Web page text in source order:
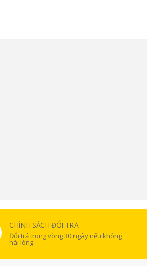
CHÍNH SÁCH ĐỔI TRẢ
Đổi trả trong vòng 30 ngày nếu không
hài lòng